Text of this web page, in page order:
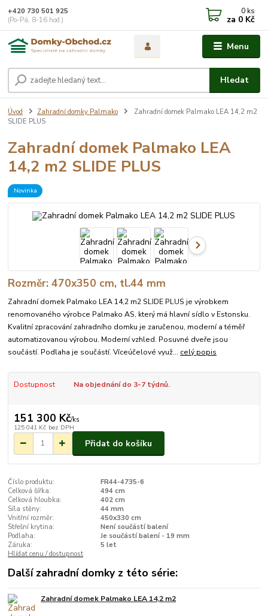
Menu
Hledat
+420 730 501 925
(Po-Pá, 8-16 hod.)
0 ks
za 0 Kč
Úvod Zahradní domky Palmako
Zahradní domek Palmako LEA 14,2 m2
SLIDE PLUS
Zahradní domek Palmako LEA
14,2 m2 SLIDE PLUS
Novinka
Rozměr: 470x350 cm, tl.44 mm
Zahradní domek Palmako LEA 14,2 m2 SLIDE PLUS je výrobkem
renomovaného výrobce Palmako AS, který má hlavní sídlo v Estonsku.
Kvalitní zpracování zahradního domku je zaručenou, moderní a téměř
automatizovanou výrobou. Moderní vzhled. Posuvné dveře jsou
součástí. Podlaha je součástí. Víceúčelové využ... celý popis
Dostupnost Na objednání do 3-7 týdnů.
151 300 Kč/ks
125 041 Kč bez DPH
Přidat do košíku
Číslo produktu:
FR44-4735-6
Celková šířka:
494 cm
Celková hloubka:
402 cm
Síla stěny:
44 mm
Vnitřní rozměr:
450x330 cm
Střešní krytina:
Není součástí balení
Podlaha:
Je součástí balení - 19 mm
Záruka:
5 let
Hlídat cenu / dostupnost
Další zahradní domky z této série:
Zahradní domek Palmako LEA 14,2 m2